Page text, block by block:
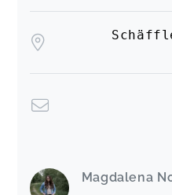
Magdalena